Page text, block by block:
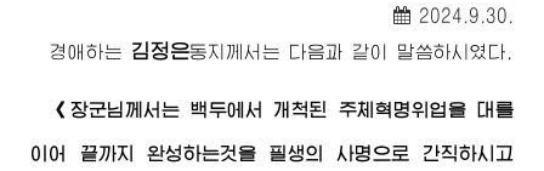
2024.9.30.
경애하는 김정은동지께서 는 다음과 같이 말씀하시였다.
《 장군님께서 는 백두에서 개척된 주체혁명위업을 대를
이어 끝까지 완성하는것을 필생의 사명으로 간직하시고